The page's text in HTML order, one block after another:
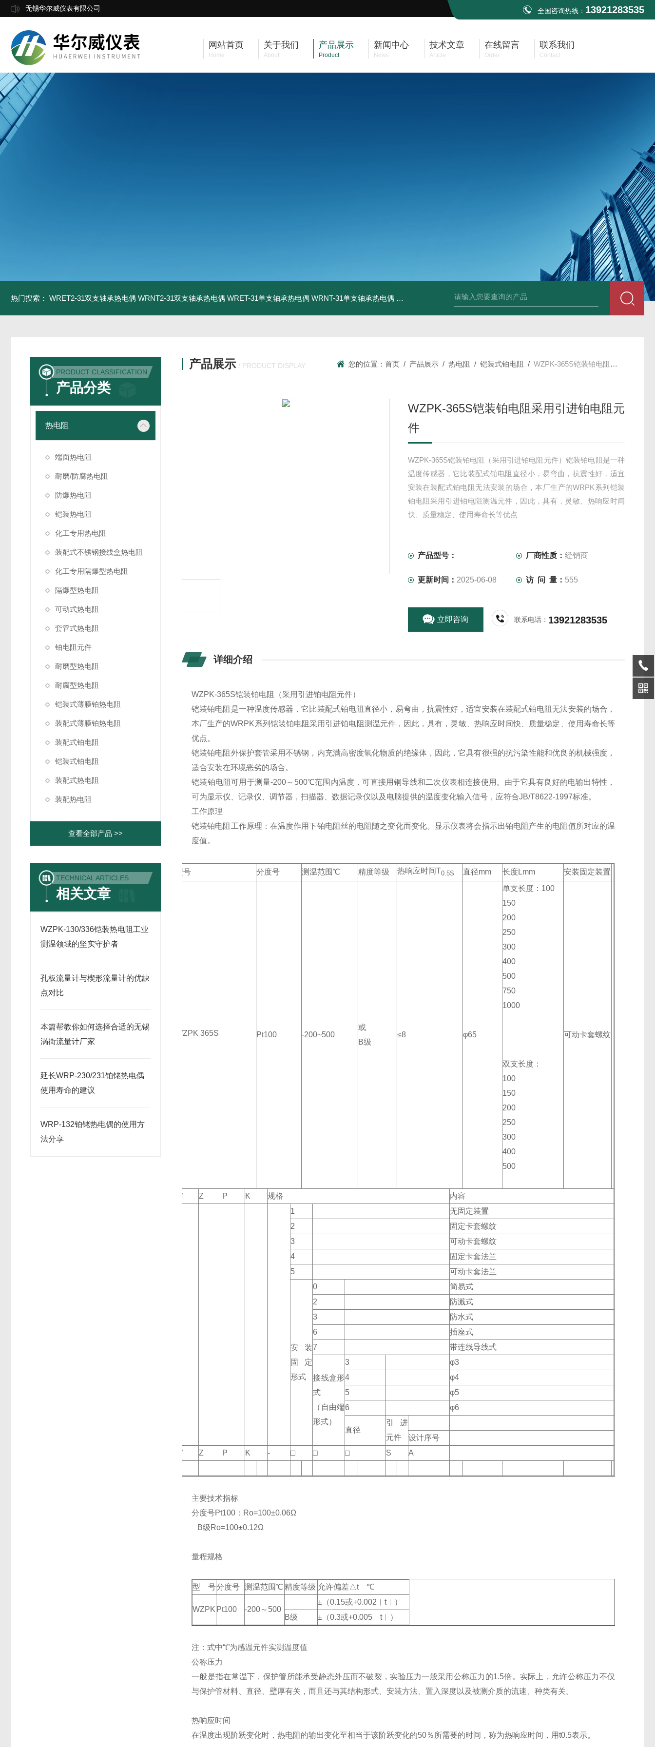
无锡华尔威仪表有限公司 全国咨询热线： 13921283535
网站首页
Home
关于我们
About
产品展示
Product
新闻中心
News
技术文章
Article
在线留言
Order
联系我们
Contact
热门搜索： WRET2-31双支轴承热电偶 WRNT2-31双支轴承热电偶 WRET-31单支轴承热电偶 WRNT-31单支轴承热电偶 WZP-731套管式热电阻 WZP2-731套管式热电阻 塑料液面计
PRODUCT CLASSIFICATION
产品分类
热电阻
端面热电阻
耐磨/防腐热电阻
防爆热电阻
铠装热电阻
化工专用热电阻
装配式不锈钢接线盒热电阻
化工专用隔爆型热电阻
隔爆型热电阻
可动式热电阻
套管式热电阻
铂电阻元件
耐磨型热电阻
耐腐型热电阻
铠装式薄膜铂热电阻
装配式薄膜铂热电阻
装配式铂电阻
铠装式铂电阻
装配式热电阻
装配热电阻
查看全部产品 >>
TECHNICAL ARTICLES
相关文章
WZPK-130/336铠装热电阻工业
测温领域的坚实守护者
孔板流量计与楔形流量计的优缺
点对比
本篇帮教你如何选择合适的无锡
涡街流量计厂家
延长WRP-230/231铂铑热电偶
使用寿命的建议
WRP-132铂铑热电偶的使用方
法分享
产品展示 / PRODUCT DISPLAY 您的位置：首页 / 产品展示 /热电阻 /铠装式铂电阻 /WZPK-365S铠装铂电阻采用引进铂电阻元件
WZPK-365S铠装铂电阻采用引进铂电阻元
件
WZPK-365S铠装铂电阻（采用引进铂电阻元件）铠装铂电阻是一种
温度传感器，它比装配式铂电阻直径小，易弯曲，抗震性好，适宜
安装在装配式铂电阻无法安装的场合，本厂生产的WRPK系列铠装
铂电阻采用引进铂电阻测温元件，因此，具有，灵敏、热响应时间
快、质量稳定、使用寿命长等优点
产品型号： 厂商性质：经销商
更新时间： 2025-06-08 访 问 量： 555
立即咨询 联系电话： 13921283535
详细介绍
WZPK-365S铠装铂电阻（采用引进铂电阻元件）
铠装铂电阻是一种温度传感器，它比装配式铂电阻直径小，易弯曲，抗震性好，适宜安装在装配式铂电阻无法安装的场合，
本厂生产的WRPK系列铠装铂电阻采用引进铂电阻测温元件，因此，具有，灵敏、热响应时间快、质量稳定、使用寿命长等
优点。
铠装铂电阻外保护套管采用不锈钢，内充满高密度氧化物质的绝缘体，因此，它具有很强的抗污染性能和优良的机械强度，
适合安装在环境恶劣的场合。
铠装铂电阻可用于测量-200～500℃范围内温度，可直接用铜导线和二次仪表相连接使用。由于它具有良好的电输出特性，
可为显示仪、记录仪、调节器，扫描器、数据记录仪以及电脑提供的温度变化输入信号，应符合JB/T8622-1997标准。
工作原理
铠装铂电阻工作原理：在温度作用下铂电阻丝的电阻随之变化而变化。显示仪表将会指示出铂电阻产生的电阻值所对应的温
度值。
型号 分度号 测温范围℃ 精度等级 热响应时间T0.5S 直径mm 长度Lmm 安装固定装置
WZPK-365S Pt100 -200~500
或
B级
≤8 φ65
单支长度：100
150
200
250
300
400
500
750
1000
双支长度：
100
150
200
250
300
400
500
可动卡套螺纹
W Z P K 规格
内容
1
无固定装置
2
固定卡套螺纹
3
可动卡套螺纹
4
固定卡套法兰
5
可动卡套法兰
安装
固定
形式
0
简易式
2
防溅式
3
防水式
6
插座式
7
带连线导线式
接线盒形
式
（自由端
形式）
3
φ3
4
φ4
5
φ5
6
φ6
直径
引进
元件
设计序号
W
Z P K - □ □ □ S A
主要技术指标
分度号Pt100：Ro=100±0.06Ω
B级Ro=100±0.12Ω
量程规格
型 号分度号 测温范围℃ 精度等级 允许偏差△t ℃
WZPK Pt100 -200～500
±（0.15或+0.002︱t︱）
B级
±（0.3或+0.005︱t︱）
注：式中“t”为感温元件实测温度值
公称压力
一般是指在常温下，保护管所能承受静态外压而不破裂，实验压力一般采用公称压力的1.5倍。实际上，允许公称压力不仅
与保护管材料、直径、壁厚有关，而且还与其结构形式、安装方法、置入深度以及被测介质的流速、种类有关。
热响应时间
在温度出现阶跃变化时，热电阻的输出变化至相当于该阶跃变化的50％所需要的时间，称为热响应时间，用t0.5表示。